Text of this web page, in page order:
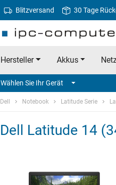
Blitzversand 30 Tage
Hersteller Akkus
Wählen Sie Ihr Gerät
Dell Notebook Latitude Serie
Dell Latitude 14